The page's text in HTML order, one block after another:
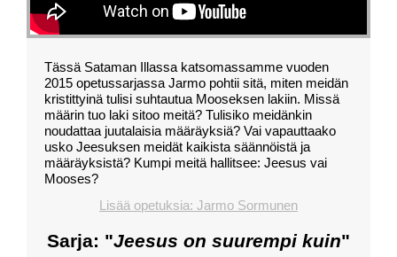
Tässä Sataman Illassa katsomassamme vuoden
2015 opetussarjassa Jarmo pohtii sitä, miten meidän
kristittyinä tulisi suhtautua Mooseksen lakiin. Missä
määrin tuo laki sitoo meitä? Tulisiko meidänkin
noudattaa juutalaisia määräyksiä? Vai vapauttaako
usko Jeesuksen meidät kaikista säännöistä ja
määräyksistä? Kumpi meitä hallitsee: Jeesus vai
Mooses?
Lisää opetuksia: Jarmo Sormunen
Sarja: "Jeesus on suurempi kuin"